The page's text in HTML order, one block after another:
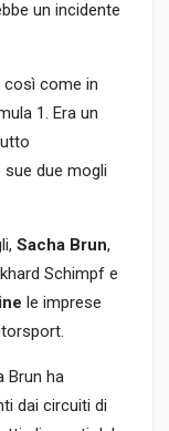
un incidente
così come in
1. Era un
due mogli
Sacha Brun,
Schimpf e
le imprese
Brun ha
dai circuiti di